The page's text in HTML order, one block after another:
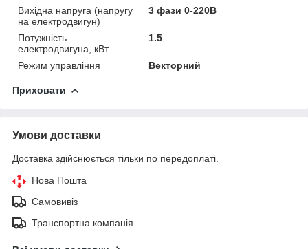
Вихідна напруга (напругу
на електродвигун)
3 фази 0-220В
Потужність
електродвигуна, кВт
1.5
Режим управління Векторний
Приховати
Умови доставки
Доставка здійснюється тільки по передоплаті.
Нова Пошта
Самовивіз
Транспортна компанія